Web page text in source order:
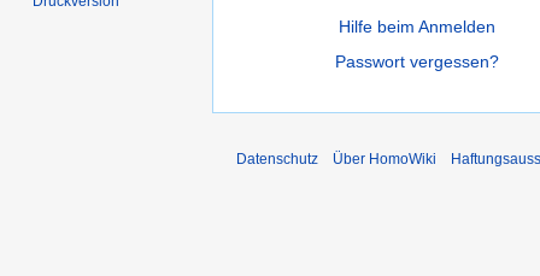
Hilfe beim Anmelden
Passwort vergessen?
Datenschutz Über HomoWiki